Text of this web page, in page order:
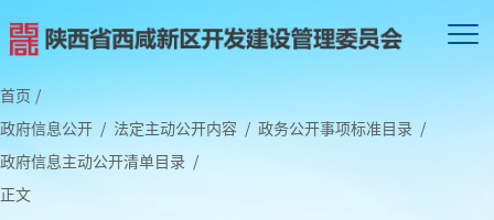
首页 /
政府信息公开 / 法定主动公开内容 / 政务公开事项标准目录 /
政府信息主动公开清单目录 /
正文